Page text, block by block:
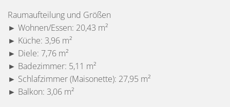
Raumaufteilung und Größen
► Wohnen/Essen: 20,43 m²
► Küche: 3,96 m²
► Diele: 7,76 m²
► Badezimmer: 5,11 m²
► Schlafzimmer (Maisonette): 27,95 m²
► Balkon: 3,06 m²